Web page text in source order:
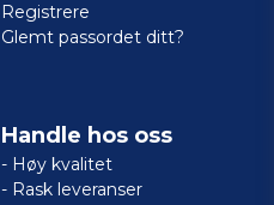
Registrere
Glemt passordet ditt?
Handle hos oss
- Høy kvalitet
- Rask leveranser